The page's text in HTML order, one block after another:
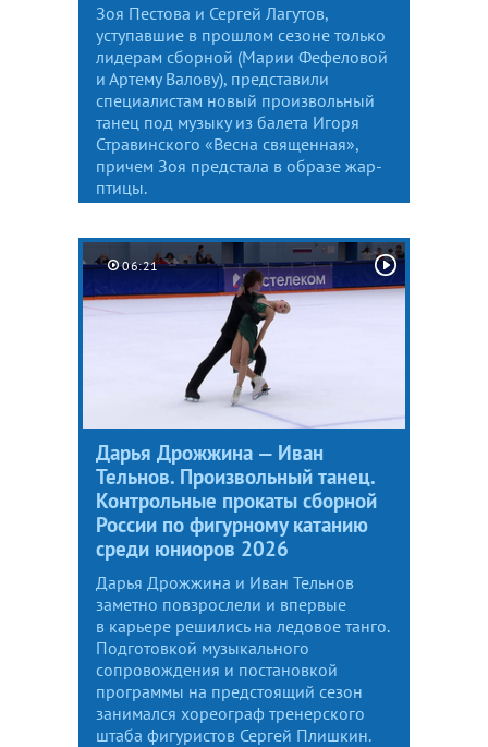
Зоя Пестова и Сергей Лагутов,
уступавшие в прошлом сезоне только
лидерам сборной (Марии Фефеловой
и Артему Валову), представили
специалистам новый произвольный
танец под музыку из балета Игоря
Стравинского «Весна священная»,
причем Зоя предстала в образе жар-
птицы.
06:21
Дарья Дрожжина — Иван
Тельнов. Произвольный танец.
Контрольные прокаты сборной
России по фигурному катанию
среди юниоров 2026
Дарья Дрожжина и Иван Тельнов
заметно повзрослели и впервые
в карьере решились на ледовое танго.
Подготовкой музыкального
сопровождения и постановкой
программы на предстоящий сезон
занимался хореограф тренерского
штаба фигуристов Сергей Плишкин.